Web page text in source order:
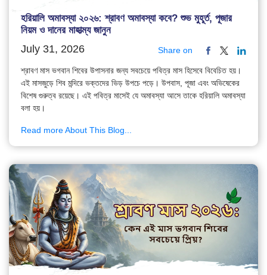
হরিয়ালি অমাবস্যা ২০২৬: শ্রাবণ অমাবস্যা কবে? শুভ মুহূর্ত, পূজার
নিয়ম ও দানের মাহাত্ম্য জানুন
July 31, 2026 Share on
শ্রাবণ মাস ভগবান শিবের উপাসনার জন্য সবচেয়ে পবিত্র মাস হিসেবে বিবেচিত হয়।
এই মাসজুড়ে শিব মন্দিরে ভক্তদের ভিড় উপচে পড়ে। উপবাস, পূজা এবং অভিষেকের
বিশেষ গুরুত্ব রয়েছে। এই পবিত্র মাসেই যে অমাবস্যা আসে তাকে হরিয়ালি অমাবস্যা
বলা হয়।
Read more About This Blog...